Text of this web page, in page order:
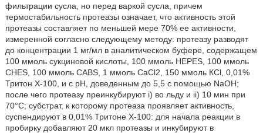
фильтрации сусла, но перед варкой сусла, причем
термостабильность протеазы означает, что активность этой
протеазы составляет по меньшей мере 70% ее активности,
измеренной согласно следующему методу: протеазу разводят
до концентрации 1 мг/мл в аналитическом буфере, содержащем
100 ммоль сукциновой кислоты, 100 ммоль HEPES, 100 ммоль
CHES, 100 ммоль CABS, 1 ммоль СаСl2, 150 ммоль КСl, 0,01%
Тритон Х-100, и с рН, доведенным до 5,5 с помощью NaOH;
после чего протеазу преинкубируют i) во льду и ii) 10 мин при
70°С; субстрат, к которому протеаза проявляет активность,
суспендируют в 0,01% Тритоне Х-100: для начала реакции в
пробирку добавляют 20 мкл протеазы и инкубируют в